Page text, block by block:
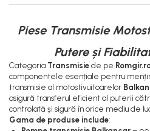
Piese Transmisie
Putere și
Categoria Transmisie de pe
componentele esențiale pentru
transmisie al motostivuitoarelor
asigură transferul eficient al puterii
controlată și sigură în orice mediu de
Gama de produse include: